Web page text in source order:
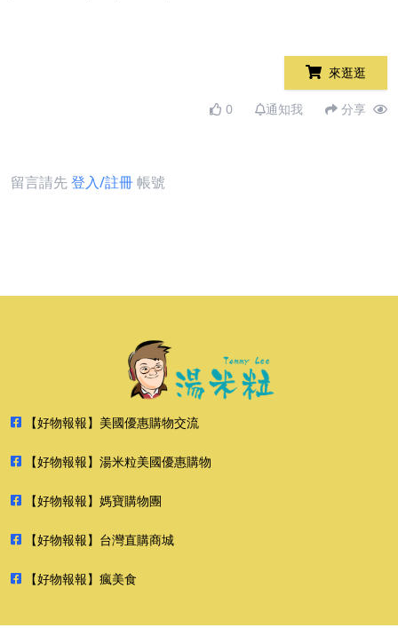
來逛逛
0 通知我 分享
留言請先登入/註冊帳號
【好物報報】美國優惠購物交流
【好物報報】湯米粒美國優惠購物
【好物報報】媽寶購物團
【好物報報】台灣直購商城
【好物報報】瘋美食